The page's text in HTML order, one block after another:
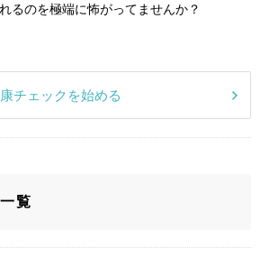
るのを極端に怖がってませんか？
チェックを始める
覧